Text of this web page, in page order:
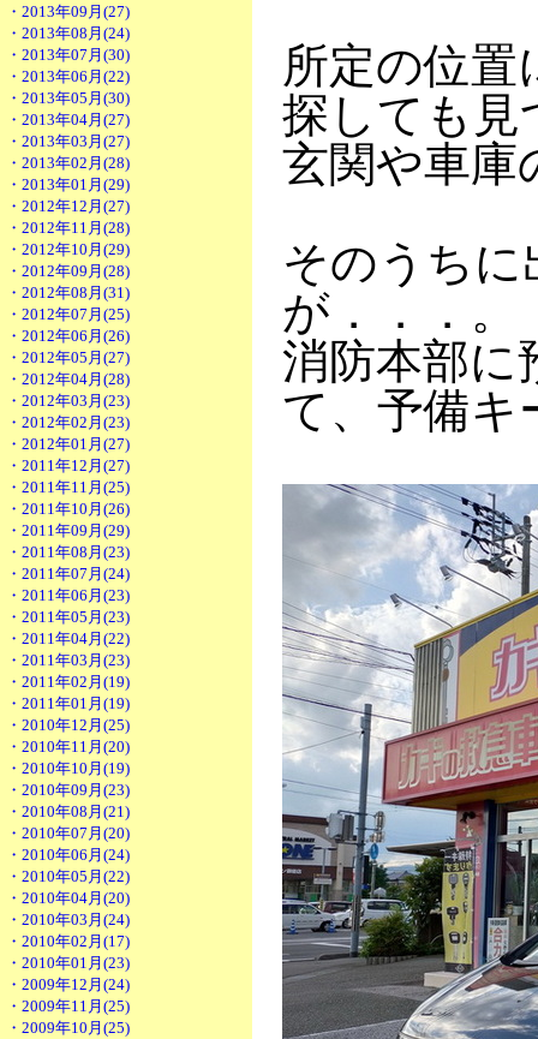
・2013年09月(27)
・2013年08月(24)
・2013年07月(30)
・2013年06月(22)
・2013年05月(30)
・2013年04月(27)
・2013年03月(27)
・2013年02月(28)
・2013年01月(29)
・2012年12月(27)
・2012年11月(28)
・2012年10月(29)
・2012年09月(28)
・2012年08月(31)
・2012年07月(25)
・2012年06月(26)
・2012年05月(27)
・2012年04月(28)
・2012年03月(23)
・2012年02月(23)
・2012年01月(27)
・2011年12月(27)
・2011年11月(25)
・2011年10月(26)
・2011年09月(29)
・2011年08月(23)
・2011年07月(24)
・2011年06月(23)
・2011年05月(23)
・2011年04月(22)
・2011年03月(23)
・2011年02月(19)
・2011年01月(19)
・2010年12月(25)
・2010年11月(20)
・2010年10月(19)
・2010年09月(23)
・2010年08月(21)
・2010年07月(20)
・2010年06月(24)
・2010年05月(22)
・2010年04月(20)
・2010年03月(24)
・2010年02月(17)
・2010年01月(23)
・2009年12月(24)
・2009年11月(25)
・2009年10月(25)
所定の位
探しても見
玄関や車庫
そのうち
が．．．。
消防本部に
て、予備キ